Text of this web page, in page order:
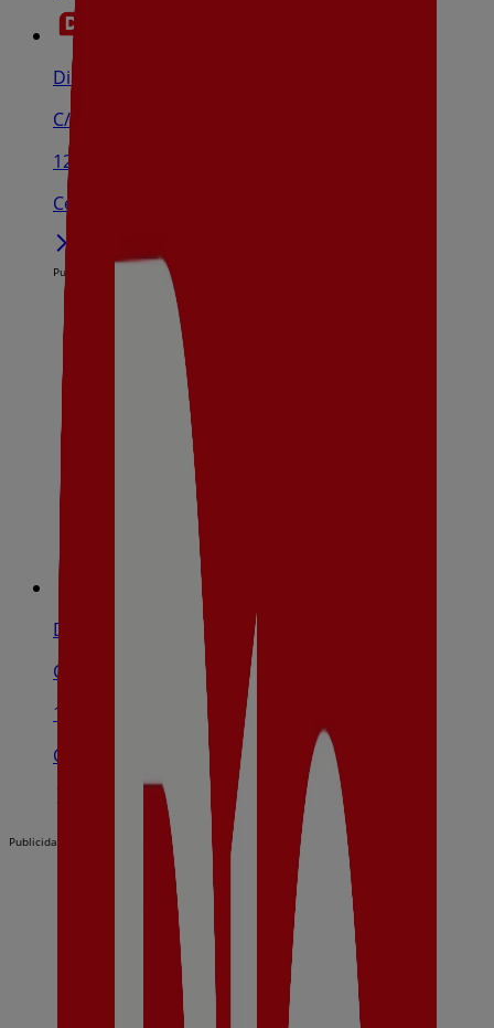
Dia
C/ Ronda Rodat , Nº 9, Benigánim
12.1 km
Cerrado
Publicidad
Dia
C/ Pintor Segrelles, 31, Ontinyent
15.7 km
Cerrado
Publicidad